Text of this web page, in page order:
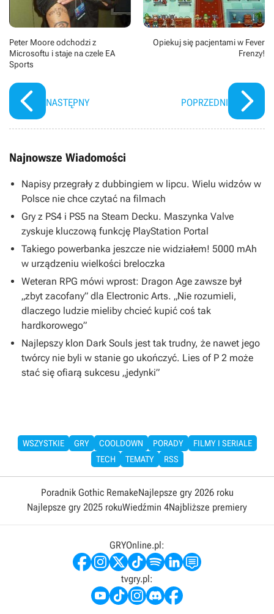
Peter Moore odchodzi z
Microsoftu i staje na czele EA
Sports
NASTĘPNY
Opiekuj się pacjentami w Fever
Frenzy!
POPRZEDNI
Najnowsze Wiadomości
Napisy przegrały z dubbingiem w lipcu. Wielu widzów w
Polsce nie chce czytać na filmach
Gry z PS4 i PS5 na Steam Decku. Maszynka Valve
zyskuje kluczową funkcję PlayStation Portal
Takiego powerbanka jeszcze nie widziałem! 5000 mAh
w urządzeniu wielkości breloczka
Weteran RPG mówi wprost: Dragon Age zawsze był
„zbyt zacofany” dla Electronic Arts. „Nie rozumieli,
dlaczego ludzie mieliby chcieć kupić coś tak
hardkorowego”
Najlepszy klon Dark Souls jest tak trudny, że nawet jego
twórcy nie byli w stanie go ukończyć. Lies of P 2 może
stać się ofiarą sukcesu „jedynki”
WSZYSTKIE GRY COOLDOWN PORADY
FILMY I SERIALE
TECH
TEMATY RSS
Poradnik Gothic RemakeNajlepsze gry 2026 roku
Najlepsze gry 2025 rokuWiedźmin 4Najbliższe premiery
GRYOnline.pl:
tvgry.pl: